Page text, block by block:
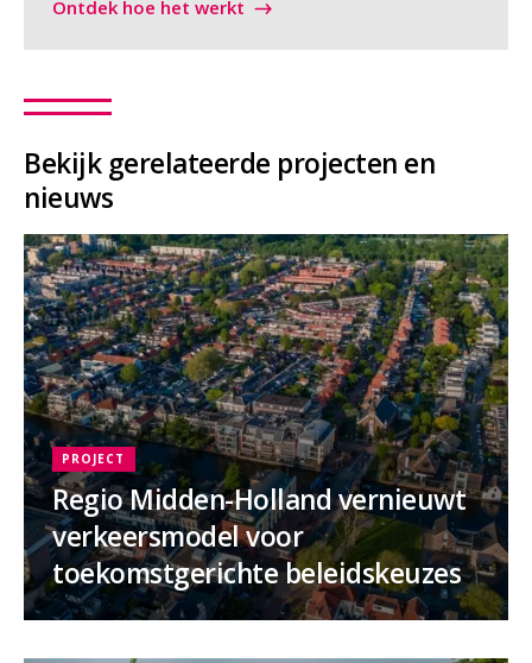
Ontdek hoe het werkt
Bekijk gerelateerde projecten en
nieuws
Regio Midden-Holland vernieuwt
verkeersmodel voor
toekomstgerichte beleidskeuzes
PROJECT